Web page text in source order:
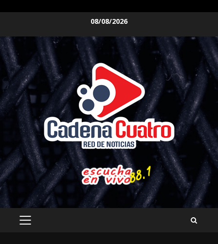
contenido
08/08/2026
MENÚ